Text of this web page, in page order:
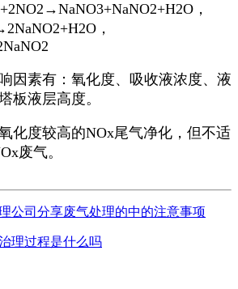
，
，
因素有：氧化度、吸收液浓度、液
板液层高度。
化度较高的NOx尾气净化，但不适
废气。
公司分享废气处理的中的注意事项
理过程是什么吗